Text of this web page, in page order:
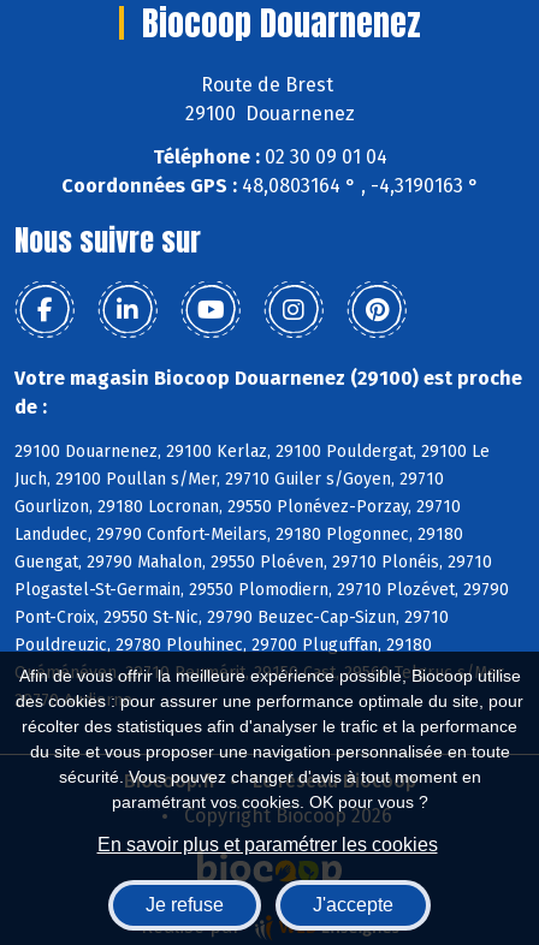
Afin de vous offrir la meilleure expérience possible, Biocoop utilise
des cookies : pour assurer une performance optimale du site, pour
récolter des statistiques afin d'analyser le trafic et la performance
du site et vous proposer une navigation personnalisée en toute
sécurité. Vous pouvez changer d'avis à tout moment en
paramétrant vos cookies. OK pour vous ?
En savoir plus et paramétrer les cookies
Je refuse J'accepte
Biocoop Douarnenez
Route de Brest
29100 Douarnenez
Téléphone :02 30 09 01 04
Coordonnées GPS :48,0803164 ° , -4,3190163 °
Nous suivre sur
Votre magasin Biocoop Douarnenez (29100) est proche
de :
29100 Douarnenez, 29100 Kerlaz, 29100 Pouldergat, 29100 Le
Juch, 29100 Poullan s/Mer, 29710 Guiler s/Goyen, 29710
Gourlizon, 29180 Locronan, 29550 Plonévez-Porzay, 29710
Landudec, 29790 Confort-Meilars, 29180 Plogonnec, 29180
Guengat, 29790 Mahalon, 29550 Ploéven, 29710 Plonéis, 29710
Plogastel-St-Germain, 29550 Plomodiern, 29710 Plozévet, 29790
Pont-Croix, 29550 St-Nic, 29790 Beuzec-Cap-Sizun, 29710
Pouldreuzic, 29780 Plouhinec, 29700 Pluguffan, 29180
Quéménéven, 29710 Peumérit, 29150 Cast, 29560 Telgruc s/Mer,
29770 Audierne
Biocoop.fr
Le réseau Biocoop
Copyright Biocoop 2026
Réalisé par